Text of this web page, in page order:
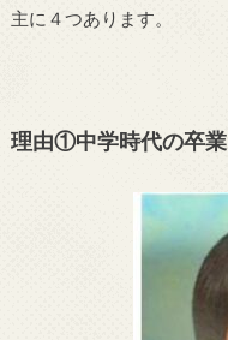
主に４つあります。
理由①中学時代の卒